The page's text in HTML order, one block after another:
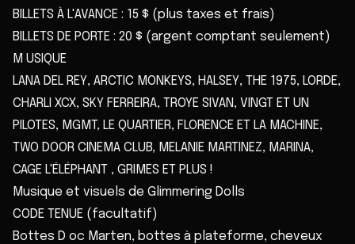
BILLETS À L'AVANCE : 15 $ (plus taxes et frais)
BILLETS DE PORTE : 20 $ (argent comptant seulement)
M USIQUE
LANA DEL REY, ARCTIC MONKEYS, HALSEY, THE 1975, LORDE,
CHARLI XCX, SKY FERREIRA, TROYE SIVAN, VINGT ET UN
PILOTES, MGMT, LE QUARTIER, FLORENCE ET LA MACHINE,
TWO DOOR CINEMA CLUB, MELANIE MARTINEZ, MARINA,
CAGE L'ÉLÉPHANT , GRIMES ET PLUS !
Musique et visuels de Glimmering Dolls
CODE TENUE (facultatif)
Bottes D oc Marten, bottes à plateforme, cheveux